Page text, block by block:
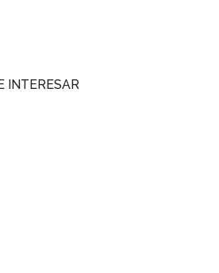
INTERESAR